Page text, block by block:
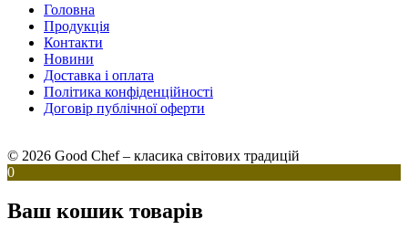
Головна
Продукція
Контакти
Новини
Доставка і оплата
Політика конфіденційності
Договір публічної оферти
© 2026 Good Chef – класика світових традицій
0
Ваш кошик товарів